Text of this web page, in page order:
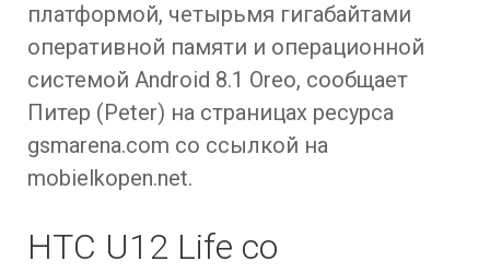
платформой, четырьмя гигабайтами
оперативной памяти и операционной
системой Android 8.1 Oreo, сообщает
Питер (Peter) на страницах ресурса
gsmarena.com со ссылкой на
mobielkopen.net.
HTC U12 Life со